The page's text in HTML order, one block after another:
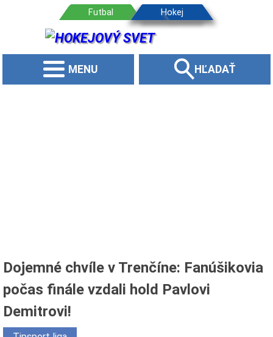
MENU HĽADAŤ
Dojemné chvíle v Trenčíne: Fanúšikovia
počas finále vzdali hold Pavlovi
Demitrovi!